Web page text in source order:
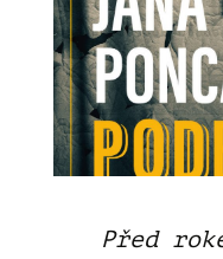
Před